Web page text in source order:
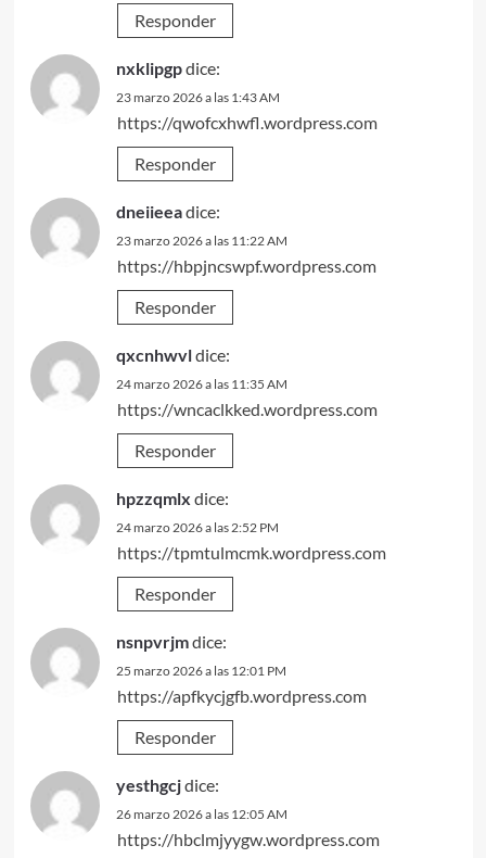
Responder
nxklipgpdice:
23 marzo 2026 a las 1:43 AM
https://qwofcxhwfl.wordpress.com
Responder
dneiieeadice:
23 marzo 2026 a las 11:22 AM
https://hbpjncswpf.wordpress.com
Responder
qxcnhwvldice:
24 marzo 2026 a las 11:35 AM
https://wncaclkked.wordpress.com
Responder
hpzzqmlx dice:
24 marzo 2026 a las 2:52 PM
https://tpmtulmcmk.wordpress.com
Responder
nsnpvrjmdice:
25 marzo 2026 a las 12:01 PM
https://apfkycjgfb.wordpress.com
Responder
yesthgcjdice:
26 marzo 2026 a las 12:05 AM
https://hbclmjyygw.wordpress.com